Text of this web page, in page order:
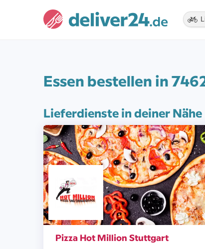
Essen bestellen in
Lieferdienste in deiner Nähe
Pizza Hot Million Stuttgart